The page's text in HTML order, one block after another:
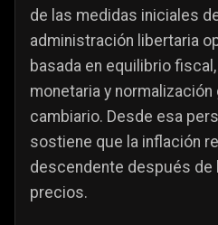
de las medidas iniciales
administración libertaria
basada en equilibrio
monetaria y
cambiario. Desde esa
sostiene que la inflación
descendente después
precios.